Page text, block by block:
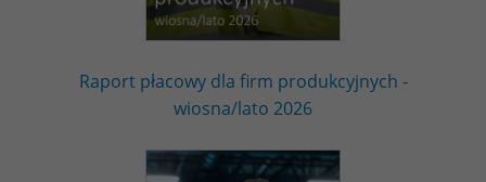
Raport płacowy dla firm produkcyjnych -
wiosna/lato 2026